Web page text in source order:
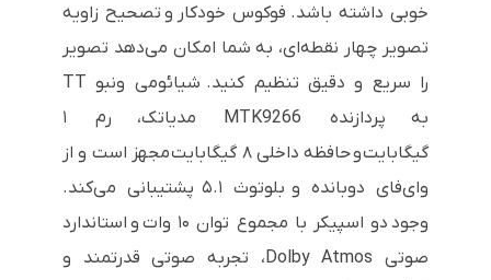
خوبی داشته باشد. فوکوس خودکار و تصحیح زاویه
تصویر چهار نقطه‌ای، به شما امکان می‌دهد تصویر
را سریع و دقیق تنظیم کنید. شیائومی ونبو TT
به پردازنده MTK9266 مدیاتک، رم ۱
گیگابایت و حافظه داخلی ۸ گیگابایت مجهز است و از
وای‌فای دوبانده و بلوتوث ۵.۱ پشتیبانی می‌کند.
وجود دو اسپیکر با مجموع توان ۱۰ وات و استاندارد
صوتی Dolby Atmos، تجربه صوتی قدرتمند و